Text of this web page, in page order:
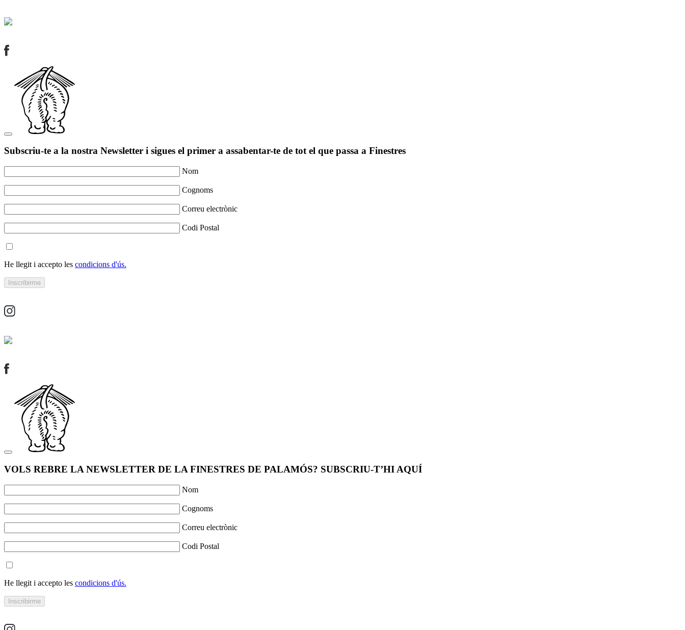
Subscriu-te a la nostra Newsletter i sigues el primer a assabentar-te de tot el que passa a Finestres
Nom
Cognoms
Correu electrònic
Codi Postal
He llegit i accepto les condicions d'ús.
VOLS REBRE LA NEWSLETTER DE LA FINESTRES DE PALAMÓS? SUBSCRIU-T’HI AQUÍ
Nom
Cognoms
Correu electrònic
Codi Postal
He llegit i accepto les condicions d'ús.